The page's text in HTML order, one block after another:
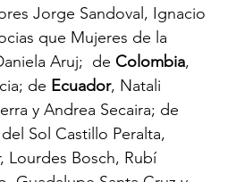
Jorge Sandoval, Ignacio
que Mujeres de la
Aruj;  de Colombia,
de Ecuador, Natali
y Andrea Secaira; de
Sol Castillo Peralta,
Lourdes Bosch, Rubí